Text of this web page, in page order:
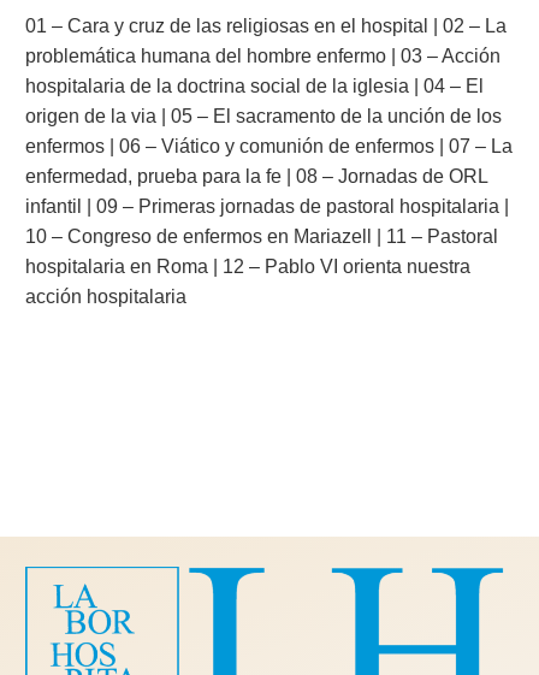
01 – Cara y cruz de las religiosas en el hospital | 02 – La
problemática humana del hombre enfermo | 03 – Acción
hospitalaria de la doctrina social de la iglesia | 04 – El
origen de la via | 05 – El sacramento de la unción de los
enfermos | 06 – Viático y comunión de enfermos | 07 – La
enfermedad, prueba para la fe | 08 – Jornadas de ORL
infantil | 09 – Primeras jornadas de pastoral hospitalaria |
10 – Congreso de enfermos en Mariazell | 11 – Pastoral
hospitalaria en Roma | 12 – Pablo VI orienta nuestra
acción hospitalaria